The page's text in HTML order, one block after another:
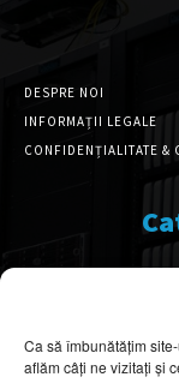
Ca să îmbunătățim
aflăm câți ne vizitați și
DESPRE NOI
INFORMAȚII LEGALE
CONFIDENȚIALITATE &